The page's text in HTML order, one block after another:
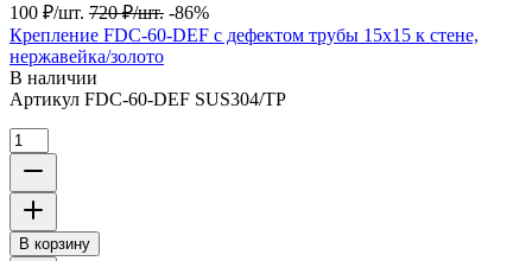
100 ₽/шт. 720 ₽/шт. -86%
Крепление FDC-60-DEF с дефектом трубы 15х15 к стене,
нержавейка/золото
В наличии
Артикул FDC-60-DEF SUS304/TP
В корзину